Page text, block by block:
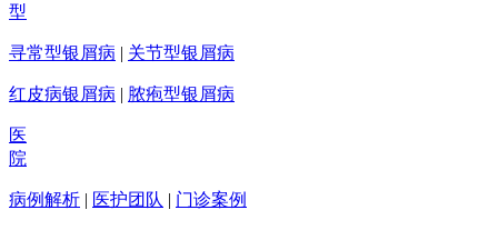
型
寻常型银屑病 | 关节型银屑病
红皮病银屑病 | 脓疱型银屑病
医
院
病例解析 | 医护团队 | 门诊案例